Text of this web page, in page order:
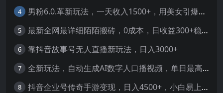
4 男粉6.0.革新玩法，一天收入1500+，用美女引爆得物APP【揭秘】-暖阳网
5 最新全网最详细陌陌搬砖，0成本，日收益300+稳定收入【揭秘】
6 靠抖音故事号无人直播新玩法，日入3000+
7 全新玩法，自动生成AI数字人口播视频，单日最高3000+，能快速上手!-暖阳网
8 抖音企业号传奇手游变现，日入4500+，小白易上手